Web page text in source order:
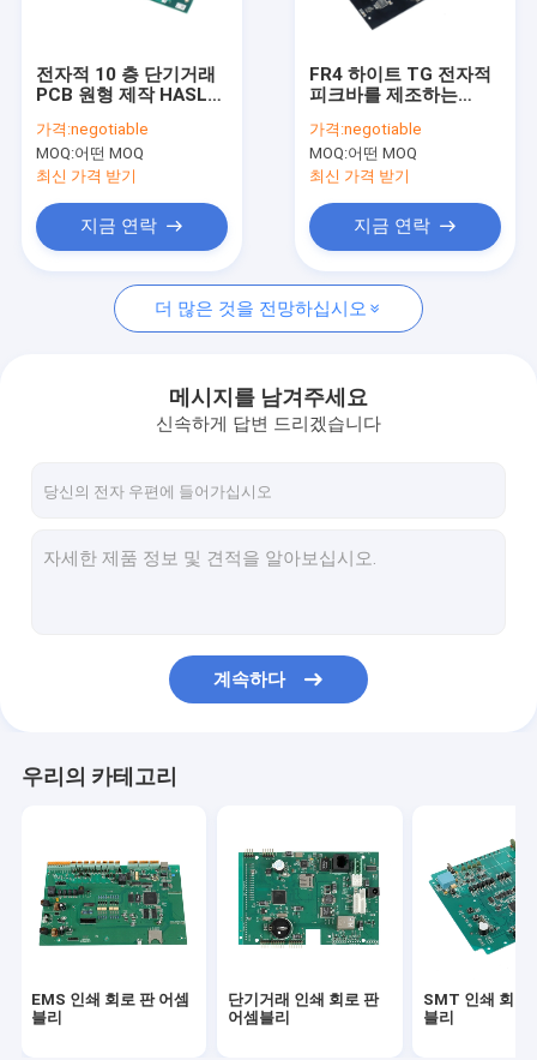
인용문을 요구하세요
EMS 인쇄 회로 판 어셈블리
단기거래 인쇄 회로 판 어셈블리
교도관 인쇄 회로 판 어셈블리
2 층 PCB (폴리염화비페닐)
의학 피크바
산업적 인쇄 회로 판 어셈블리
전자적 10 층 단기거래
PCB 원형 제작 HASL
가격:negotiable
MOQ:어떤 MOQ
최신 가격 받기
지금 연락
FR4 하이트 TG 전자적
피크바를 제조하는
Pcb
가격:negotiable
MOQ:어떤 MOQ
최신 가격 받기
지금 연락
더 많은 것을 전망하십시오
메시지를 남겨주세요
신속하게 답변 드리겠습니다
계속하다
우리의 카테고리
EMS 인쇄 회로 판 어셈
블리
단기거래 인쇄 회로 판
어셈블리
SMT 인쇄 회로
블리